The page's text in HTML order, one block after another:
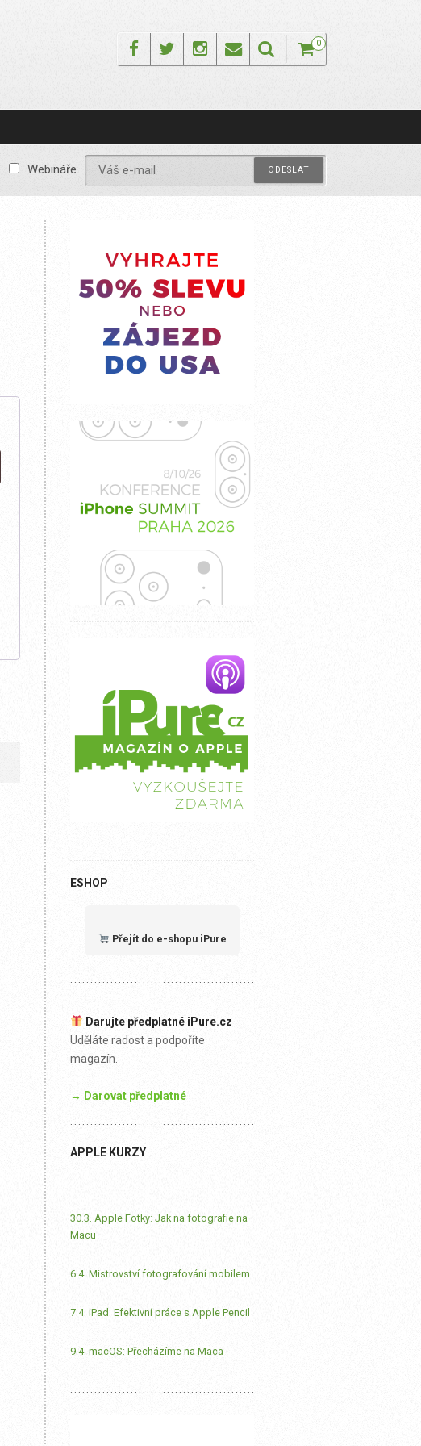
FacebookTwitterInstagram
Email 0
Webináře
ESHOP
Přejít do e-shopu iPure
Darujte předplatné iPure.cz
Uděláte radost a podpoříte
magazín.
→ Darovat předplatné
APPLE KURZY
30.3. Apple Fotky: Jak na fotografie na
Macu
6.4. Mistrovství fotografování mobilem
7.4. iPad: Efektivní práce s Apple Pencil
9.4. macOS: Přecházíme na Maca